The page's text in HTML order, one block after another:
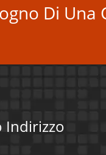
Di Una
Indirizzo